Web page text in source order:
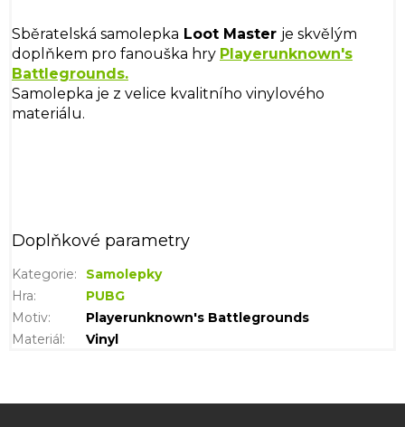
Sběratelská samolepka Loot Master je skvělým
doplňkem pro fanouška hry Playerunknown's
Battlegrounds.
Samolepka je z velice kvalitního vinylového
materiálu.
Doplňkové parametry
Kategorie:
Samolepky
Hra:
PUBG
Motiv:
Playerunknown's Battlegrounds
Materiál: Vinyl